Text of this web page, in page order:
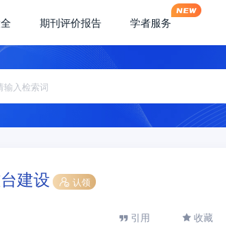
期刊评价报告 学者服务
建设 认领
引用 收藏